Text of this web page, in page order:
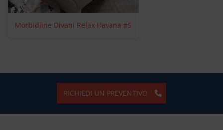
Morbidline Divani Relax Havana #5
RICHIEDI UN PREVENTIVO